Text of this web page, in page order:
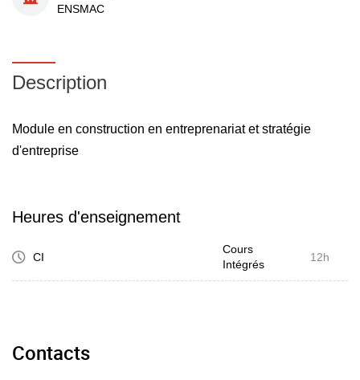
ENSMAC
Description
Module en construction en entreprenariat et stratégie
d'entreprise
Heures d'enseignement
CI
Cours
Intégrés
12h
Contacts